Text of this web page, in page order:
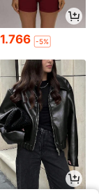
-5%